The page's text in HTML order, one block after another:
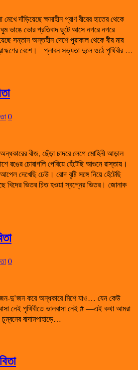
দাঁড়িয়েছে ক্ষমাহীন প্রাণ বীরের হাতের থেকে
ভাঙে ভোর প্রতিবাদ ছুটে আসে নগরে নগরে
সন্তান অন্তহীন দেশে পুরাকাল থেকে বীর মার
বেশে। প্লাবন সভ্যতা দুলে ওঠে পৃথিবীর …
0
বীজ, ছেঁড়া চাদরে লেগে মোহিনী আড়াল
রঙের চোরাগলি পেরিয়ে হেঁটেছি আগুনে রাস্তায়।
দেখেছি ঢেউ। রোদ বৃষ্টি সঙ্গে নিয়ে হেঁটেছি
খিদের ভিতর চিত হওয়া স্বপ্নের ভিতর। জোনাক
0
দু’জন করে অন্ধকারে মিশে যাও… যেন কেউ
নেই পৃথিবীতে ভালবাসা নেই # —এই কথা আমরা
বাদামপাহাড়ে…